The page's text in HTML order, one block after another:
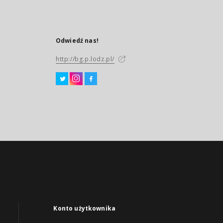
Odwiedź nas!
http://bg.p.lodz.pl/
Konto użytkownika